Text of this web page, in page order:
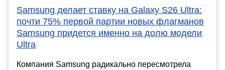
Samsung делает ставку на Galaxy S26 Ultra:
почти 75% первой партии новых флагманов
Samsung придется именно на долю модели
Ultra
Компания Samsung радикально пересмотрела